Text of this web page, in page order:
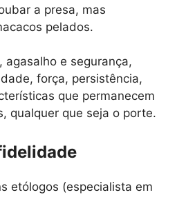
a presa, mas
pelados.
agasalho e segurança,
força, persistência,
que permanecem
qualquer que seja o porte.
etólogos (especialista em